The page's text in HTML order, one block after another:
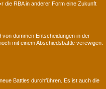
die RBA in anderer Form eine Zukunft
dummen Entscheidungen in der
mit einem Abschiedsbattle verewigen.
Battles durchführen. Es ist auch die